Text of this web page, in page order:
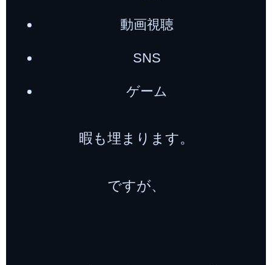
動画視聴
SNS
ゲーム
暇も埋まります。
ですが、